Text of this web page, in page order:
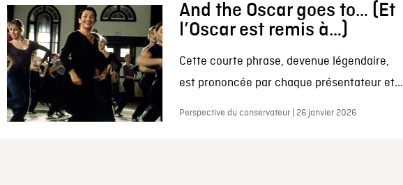
And the Oscar goes to… (Et
l’Oscar est remis à…)
Cette courte phrase, devenue légendaire,
est prononcée par chaque présentateur et...
Perspective du conservateur | 26 janvier 2026